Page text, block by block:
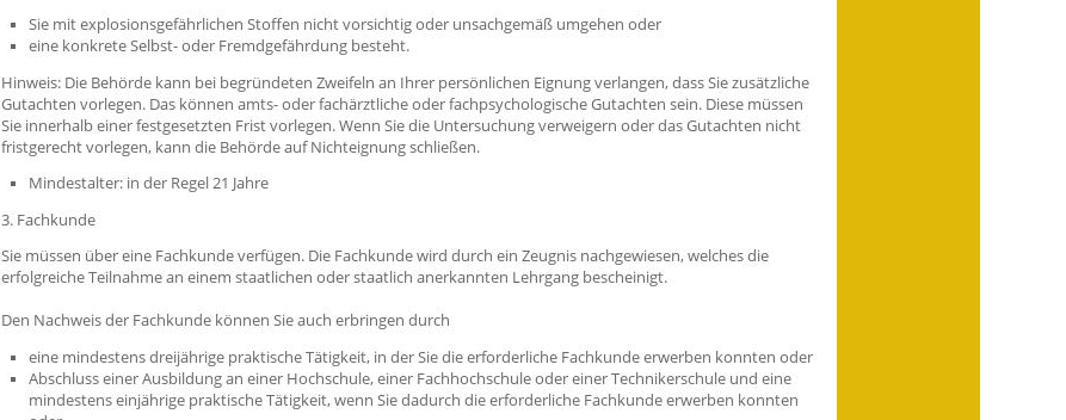
Sie mit explosionsgefährlichen Stoffen nicht vorsichtig oder unsachgemäß umgehen oder
eine konkrete Selbst- oder Fremdgefährdung besteht.
Hinweis: Die Behörde kann bei begründeten Zweifeln an Ihrer persönlichen Eignung verlangen, dass Sie zusätzliche
Gutachten vorlegen. Das können amts- oder fachärztliche oder fachpsychologische Gutachten sein. Diese müssen
Sie innerhalb einer festgesetzten Frist vorlegen. Wenn Sie die Untersuchung verweigern oder das Gutachten nicht
fristgerecht vorlegen, kann die Behörde auf Nichteignung schließen.
Mindestalter: in der Regel 21 Jahre
3. Fachkunde
Sie müssen über eine Fachkunde verfügen. Die Fachkunde wird durch ein Zeugnis nachgewiesen, welches die
erfolgreiche Teilnahme an einem staatlichen oder staatlich anerkannten Lehrgang bescheinigt.
Den Nachweis der Fachkunde können Sie auch erbringen durch
eine mindestens dreijährige praktische Tätigkeit, in der Sie die erforderliche Fachkunde erwerben konnten oder
Abschluss einer Ausbildung an einer Hochschule, einer Fachhochschule oder einer Technikerschule und eine
mindestens einjährige praktische Tätigkeit, wenn Sie dadurch die erforderliche Fachkunde erwerben konnten